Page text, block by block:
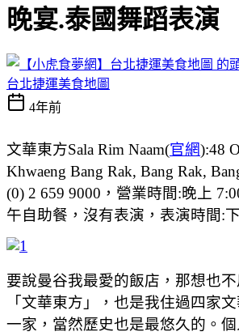
晚宴.泰國舞蹈表演
台北捷運美食地圖
4年前
文華東方Sala Rim Naam(官網):48
Khwaeng Bang Rak, Bang Rak,
(0) 2 659 9000，營業時間:晚上
午自助餐，沒有表演，表演時間:
要說曼谷我最愛的飯店，那想也
「文華東方」，也是我住過四家
一家，當然歷史也是最悠久的。